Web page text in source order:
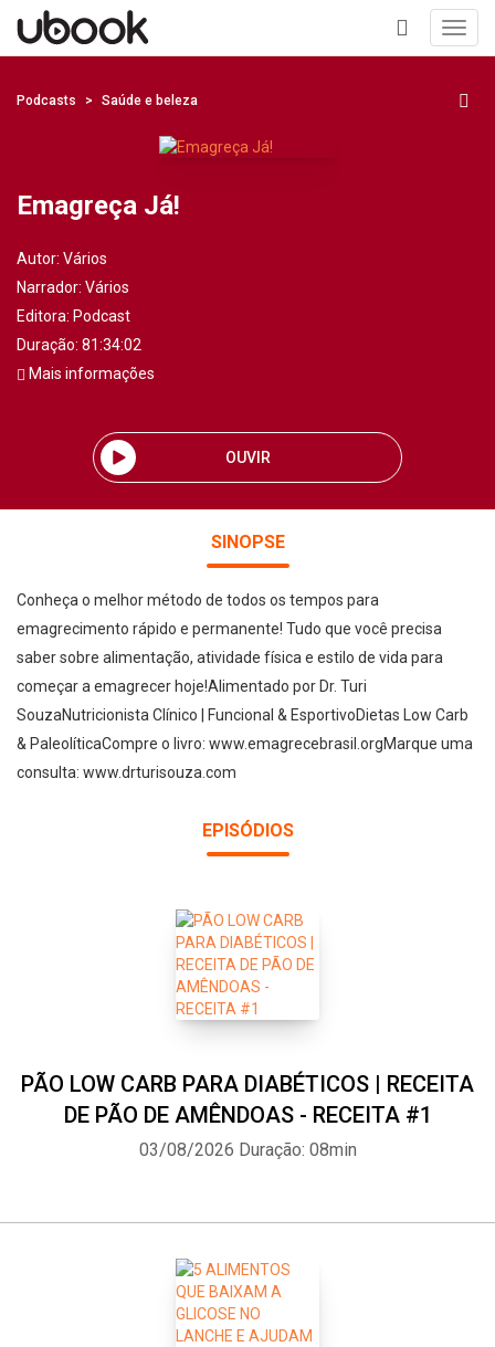
+
Podcasts Saúde e beleza
Emagreça Já!
Autor: Vários
Narrador: Vários
Editora: Podcast
Duração: 81:34:02
Mais informações
OUVIR
SINOPSE
Conheça o melhor método de todos os tempos para
emagrecimento rápido e permanente! Tudo que você precisa
saber sobre alimentação, atividade física e estilo de vida para
começar a emagrecer hoje!Alimentado por Dr. Turi
SouzaNutricionista Clínico | Funcional & EsportivoDietas Low Carb
& PaleolíticaCompre o livro: www.emagrecebrasil.orgMarque uma
consulta: www.drturisouza.com
EPISÓDIOS
PÃO LOW CARB PARA DIABÉTICOS | RECEITA
DE PÃO DE AMÊNDOAS - RECEITA #1
03/08/2026 Duração: 08min